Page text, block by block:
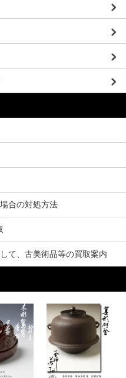
合の対処方法
て、古美術品等の買取案内